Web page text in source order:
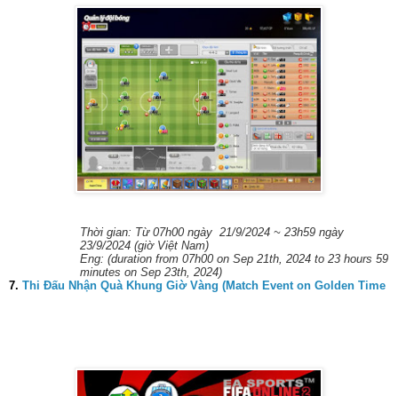
Thời gian: Từ 07h00 ngày 21/9/2024 ~ 23h59 ngày
23/9/2024 (giờ Việt Nam)
Eng: (duration from 07h00 on Sep 21th, 2024 to 23 hours 59
minutes on Sep 23th, 2024)
7. Thi Đấu Nhận Quà Khung Giờ Vàng (Match Event on Golden Time